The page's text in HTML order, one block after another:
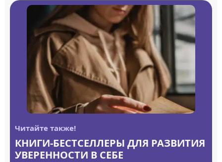
Читайте также!
КНИГИ-БЕСТСЕЛЛЕРЫ ДЛЯ РАЗВИТИЯ
УВЕРЕННОСТИ В СЕБЕ